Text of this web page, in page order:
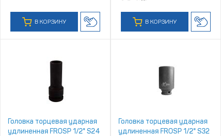
В КОРЗИНУ В КОРЗИНУ
Головка торцевая ударная
удлиненная FROSP 1/2" S24
Головка торцевая ударная
удлиненная FROSP 1/2" S32